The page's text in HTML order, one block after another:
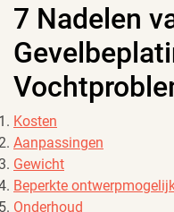
7 Nadelen
Kosten
Aanpassingen
Gewicht
Beperkte
Onderhoud